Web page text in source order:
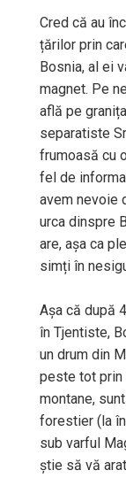
Cred că au
țărilor prin
Bosnia, al ei
magnet. Pe
află pe
separatiste
frumoasă cu
fel de
avem nevoie
urca dinspre
are, așa ca
simți în
Așa că după
în Tjentiste,
un drum din
peste tot prin
montane,
forestier (la
sub varful
știe să vă